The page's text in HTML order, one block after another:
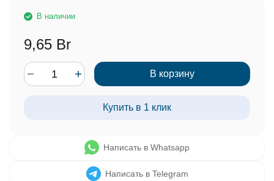
В наличии
9,65 Br
В корзину
Купить в 1 клик
Написать в Whatsapp
Написать в Telegram